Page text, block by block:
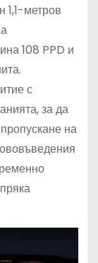
1,1-метров
108 PPD и
с
за да
на